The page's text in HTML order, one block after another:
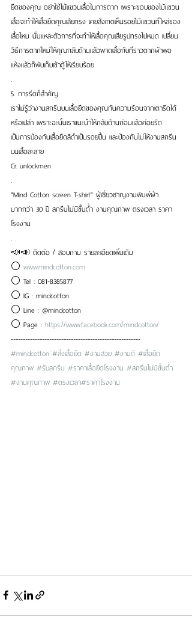
ยืดของคุณ อย่าใช้ไม้แขวนเสื้อในการตาก เพราะขอบของไม้แขวน
เสื้อจะทำให้เสื้อยืดคุณเสียทรง เคยสังเกตเห็นรอยไม้แขวนที่ไหล่ของ
เสื้อไหม นั่นแหละตัวการที่จะทำให้เสื้อคุณเสียรูปทรงไปหมด เปลี่ยน
วิธีการตากใหม่ให้คุณกลับด้านแล้วพาดเสื้อกับที่ราวตากผ้าพอ
แห้งแล้วก็พับเก็บเข้าตู้ให้เรียบร้อย
.
5. การรีดก็สำคัญ
เราไม่รู้ว่างานสกรีนบนเสื้อยืดของคุณกันความร้อนจากเตารีดได้
หรือเปล่า เพราะฉะนั้นเราแนะนำให้กลับด้านก่อนแล้วค่อยรีด
เป็นการป้องกันเสื้อยืดสีดำเป็นรอยปื้น และป้องกันไม่ให้งานสกรีน
บนเสื้อละลาย
Cr. unlockmen
.
"Mind Cotton screen T-shirt" ผู้เชี่ยวชาญงานพิมพ์ผ้า
มากกว่า 30 ปี สกรีนไม่มีขั้นต่ำ งานคุณภาพ ตรงเวลา ราคา
โรงงาน
.
📣📣 ติดต่อ / สอบถาม รายละเอียดเพิ่มเติม
⚪ www.mindcotton.com
⚪ Tel : 081-8385877
⚪ IG : mindcotton
⚪ Line : @mindcotton
⚪ Page : https://www.facebook.com/mindcotton/
------------------------------------------------------
#mindcotton #สั่งเสื้อยืด #งานสวย #งานดี #เสื้อยืด
คุณภาพ #รับสกรีน #ราคาเสื้อยืดโรงงาน #สกรีนไม่มีขั้นต่ำ
#งานคุณภาพ #ตรงเวลา#ราคาโรงงาน